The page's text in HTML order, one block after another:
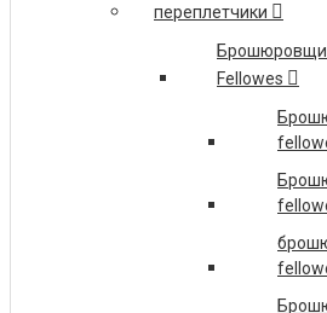
C13T596200 КАРТРИДЖ
ПОДРОБНЕЕ
переплетчики
Fellowes